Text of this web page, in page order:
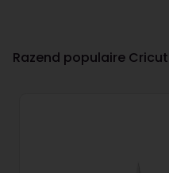
Razend populaire